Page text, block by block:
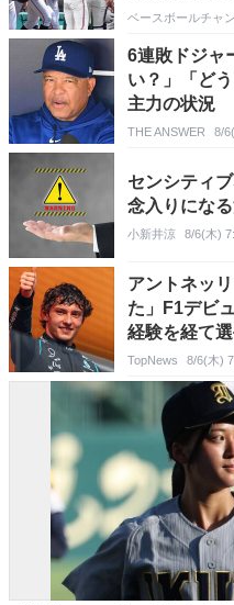
ベースボールチャ
6連敗ドジャ
い？」「ど
主力の状況
THE ANSWER 8/
センシティ
念入りにな
小新井涼 8/6(木)
アントネッ
た」F1デビ
経験を経て
TopNews 8/6(木)